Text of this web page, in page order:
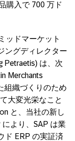
購入で 700 万ド
ッドマーケット
ングディレクター
Petraetis) は、次
Merchants
組織づくりのため
大変光栄なこと
と、当社の新し
より、SAP は業
ド ERP の実証済